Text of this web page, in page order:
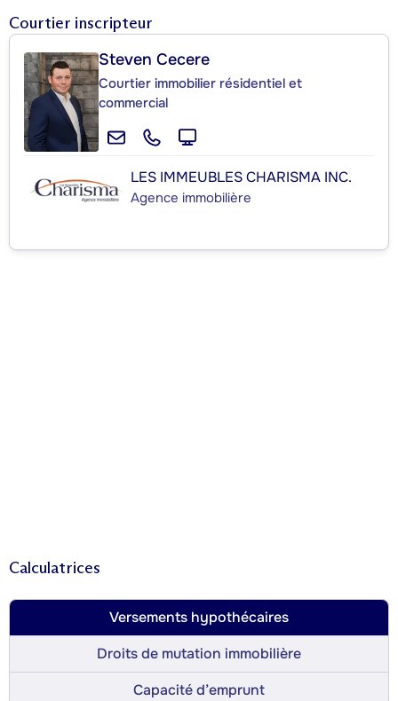
Courtier inscripteur
Steven Cecere
Courtier immobilier résidentiel et
commercial
LES IMMEUBLES CHARISMA INC.
Agence immobilière
Calculatrices
Versements hypothécaires
Droits de mutation immobilière
Capacité d’emprunt